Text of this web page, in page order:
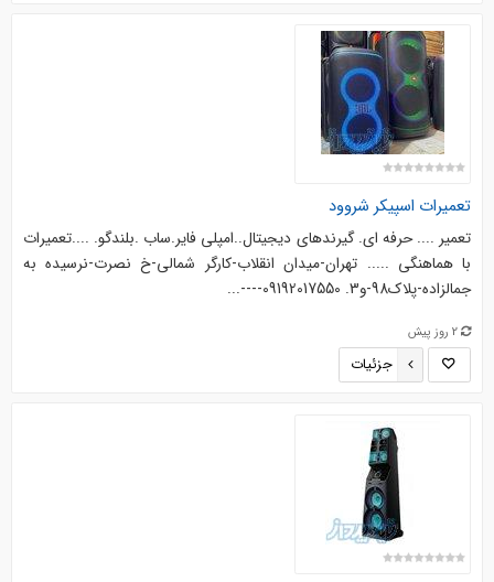
تعمیرات اسپیکر شروود
تعمیر .... حرفه ای. گیرندهای دیجیتال..امپلی فایر.ساب .بلندگو. ....‌‌تعمیرات
با هماهنگی ..... تهران-میدان انقلاب-کارگر شمالی-خ نصرت-نرسیده به
جمالزاده-پلاک98-و3. 09192017550----...
2 روز پیش
جزئیات